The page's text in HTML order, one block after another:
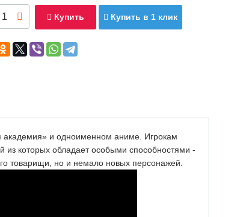
Купить Купить в 1 клик
академия» и одноименном аниме. Игрокам
из которых обладает особыми способностями -
товарищи, но и немало новых персонажей.